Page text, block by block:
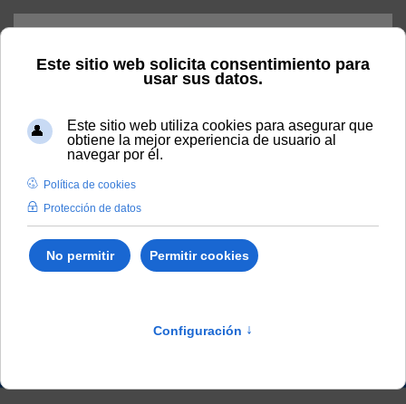
Home Vida universitaria
Cosas (IoT)
Cosas (IoT)